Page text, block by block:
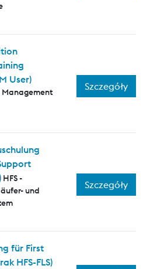
User)
Management
Szczegóły
HFS -
und
Szczegóły
für First
HFS-FLS)